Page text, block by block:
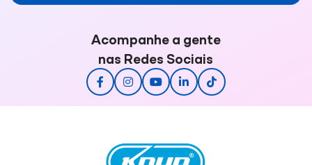
Acompanhe a gente
nas Redes Sociais